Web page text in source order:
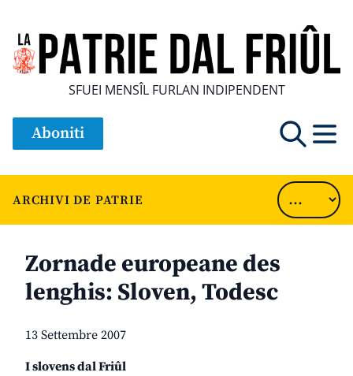
SFUEI MENSÎL FURLAN INDIPENDENT
Aboniti
ARCHIVI DE PATRIE
Zornade europeane des
lenghis: Sloven, Todesc
13 Settembre 2007
I slovens dal Friûl